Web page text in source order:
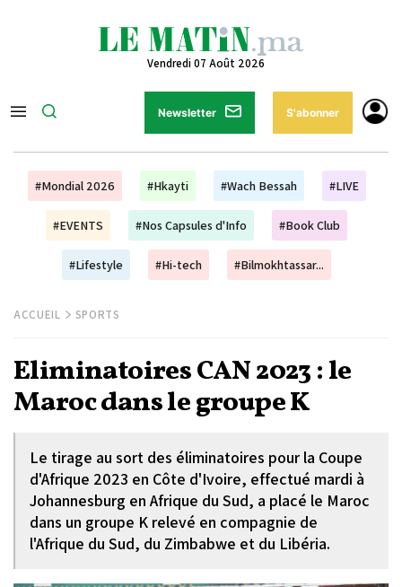
Vendredi 07 Août 2026
Newsletter S'abonner
#Mondial 2026 #Hkayti #Wach Bessah #LIVE
#EVENTS #Nos Capsules d'Info #Book Club
#Lifestyle #Hi-tech #Bilmokhtassar...
ACCUEIL SPORTS
Eliminatoires CAN 2023 : le
Maroc dans le groupe K
Le tirage au sort des éliminatoires pour la Coupe
d'Afrique 2023 en Côte d'Ivoire, effectué mardi à
Johannesburg en Afrique du Sud, a placé le Maroc
dans un groupe K relevé en compagnie de
l'Afrique du Sud, du Zimbabwe et du Libéria.